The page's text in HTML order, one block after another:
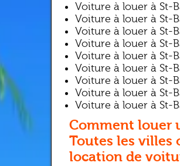
Voiture à louer à St-
Voiture à louer à St-
Voiture à louer à St-
Voiture à louer à St-
Voiture à louer à St-
Voiture à louer à St-
Voiture à louer à St-
Voiture à louer à St-
Voiture à louer à St-
Comment louer
Toutes les villes
location de